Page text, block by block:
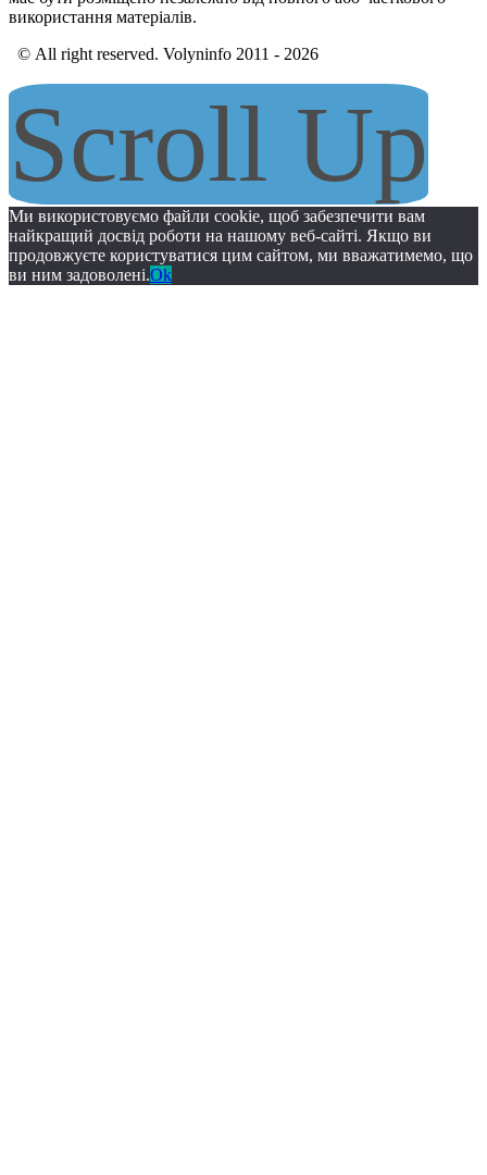
використання матеріалів.
© All right reserved. Volyninfo 2011 - 2026
Scroll Up
Ми використовуємо файли cookie, щоб забезпечити вам
найкращий досвід роботи на нашому веб-сайті. Якщо ви
продовжуєте користуватися цим сайтом, ми вважатимемо, що
ви ним задоволені.Ok